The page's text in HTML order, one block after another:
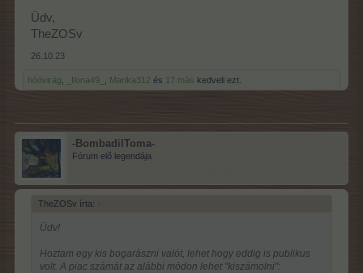
Üdv,
TheZOSv
26.10.23
hóóvirág _Ilona49_ Marika312 és 17 más kedveli ezt.
-BombadilToma-
Fórum elő legendája
TheZOSv írta: ↑
Üdv!
Hoztam egy kis bogarászni valót, lehet hogy eddig is publikus
volt. A piac számát az alábbi módon lehet "kiszámolni":